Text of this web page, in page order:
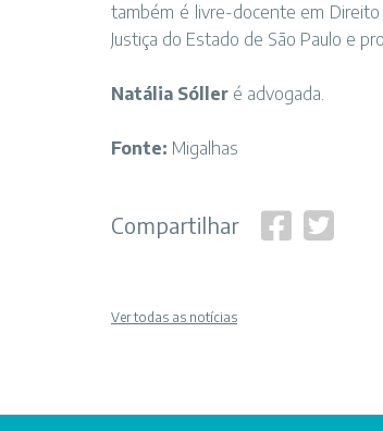
também é livre-docente em
Justiça do Estado de São Paulo e
Natália Sóller é advogada.
Fonte: Migalhas
Compartilhar
Ver todas as notícias